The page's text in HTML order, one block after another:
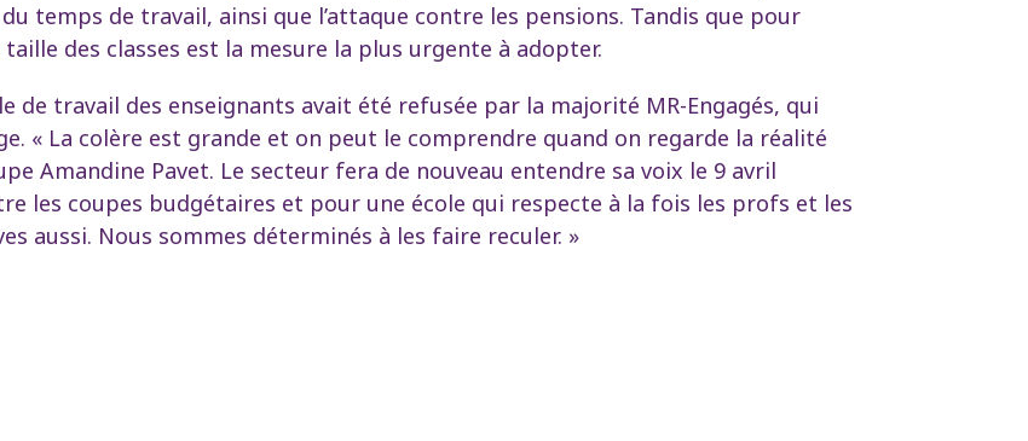
temps de travail, ainsi que l’attaque contre les pensions. Tandis que pour
des classes est la mesure la plus urgente à adopter.
de travail des enseignants avait été refusée par la majorité MR-Engagés, qui
« La colère est grande et on peut le comprendre quand on regarde la réalité
Amandine Pavet. Le secteur fera de nouveau entendre sa voix le 9 avril
les coupes budgétaires et pour une école qui respecte à la fois les profs et les
aussi. Nous sommes déterminés à les faire reculer. »